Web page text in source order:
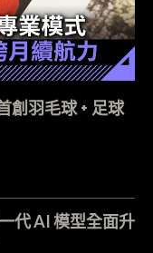
創羽毛球 + 足球
代 AI 模型全面升